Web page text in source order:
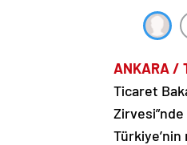
ANKARA /
Ticaret
Türkiye’nin